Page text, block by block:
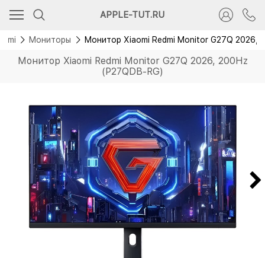
APPLE-TUT.RU
Мониторы Монитор Xiaomi Redmi Monitor G27Q 2026,
Монитор Xiaomi Redmi Monitor G27Q 2026, 200Hz
(P27QDB-RG)
Новинка